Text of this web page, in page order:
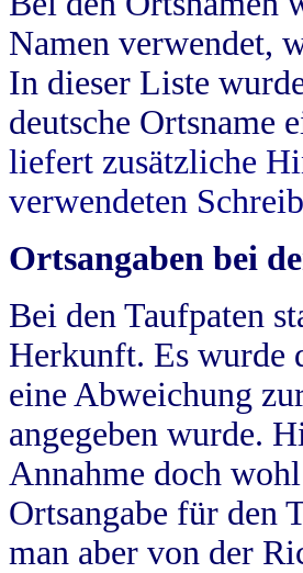
Namen verwendet,
In dieser Liste
deutsche Ortsname
liefert zusätzliche
verwendeten
Ortsangaben bei
Bei den Taufpaten
Herkunft. Es wurde
eine Abweichung
angegeben wurde.
Annahme doch
Ortsangabe für den
man aber von der